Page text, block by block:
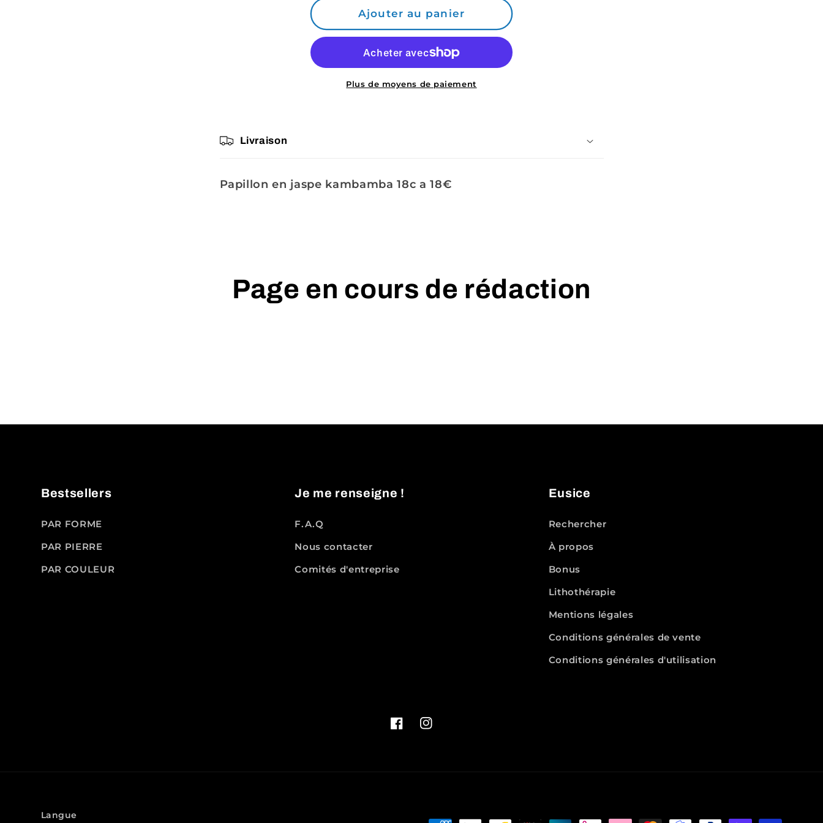
de
Commande
Martine
de
Commande
Martine
Ajouter au panier
Plus de moyens de paiement
Livraison
Papillon en jaspe kambamba 18c a 18€
Page en cours de rédaction
Bestsellers
PAR FORME
PAR PIERRE
PAR COULEUR
Je me renseigne !
F.A.Q
Nous contacter
Comités d'entreprise
Eusice
Rechercher
À propos
Bonus
Lithothérapie
Mentions légales
Conditions générales de vente
Conditions générales d'utilisation
FacebookInstagram
Langue